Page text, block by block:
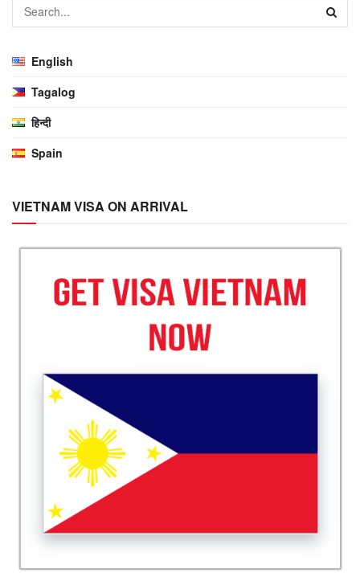
English
Tagalog
हिन्दी
Spain
VIETNAM VISA ON ARRIVAL